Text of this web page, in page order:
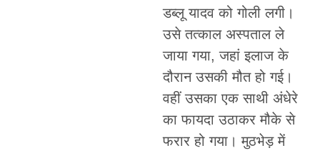
डब्लू यादव को गोली लगी।
उसे तत्काल अस्पताल ले
जाया गया, जहां इलाज के
दौरान उसकी मौत हो गई।
वहीं उसका एक साथी अंधेरे
का फायदा उठाकर मौके से
फरार हो गया। मुठभेड़ में